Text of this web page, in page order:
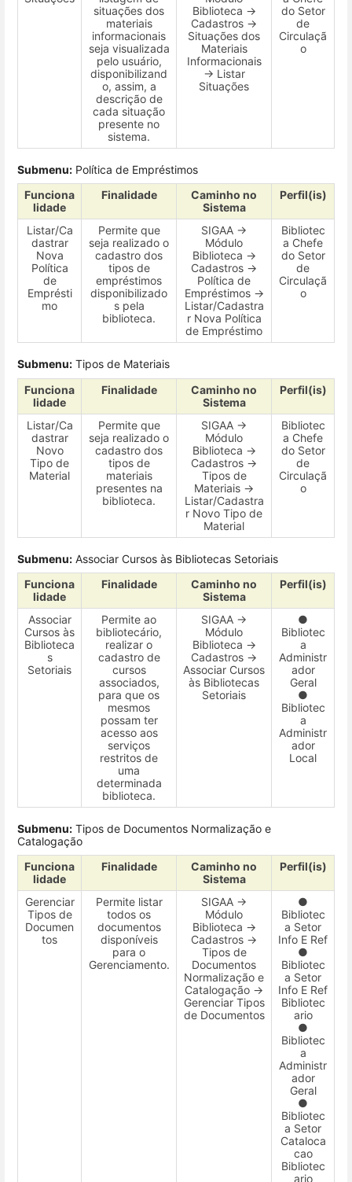
situações dos
materiais
informacionais
seja visualizada
pelo usuário,
disponibilizand
o, assim, a
descrição de
cada situação
presente no
sistema.
Biblioteca →
Cadastros →
Situações dos
Materiais
Informacionais
→ Listar
Situações
do Setor
de
Circulaçã
o
Submenu: Política de Empréstimos
Funciona
lidade
Finalidade
Caminho no
Sistema
Perfil(is)
Listar/Ca
dastrar
Nova
Política
de
Emprésti
mo
Permite que
seja realizado o
cadastro dos
tipos de
empréstimos
disponibilizado
s pela
biblioteca.
SIGAA →
Módulo
Biblioteca →
Cadastros →
Política de
Empréstimos →
Listar/Cadastra
r Nova Política
de Empréstimo
Bibliotec
a Chefe
do Setor
de
Circulaçã
o
Submenu: Tipos de Materiais
Funciona
lidade
Finalidade
Caminho no
Sistema
Perfil(is)
Listar/Ca
dastrar
Novo
Tipo de
Material
Permite que
seja realizado o
cadastro dos
tipos de
materiais
presentes na
biblioteca.
SIGAA →
Módulo
Biblioteca →
Cadastros →
Tipos de
Materiais →
Listar/Cadastra
r Novo Tipo de
Material
Bibliotec
a Chefe
do Setor
de
Circulaçã
o
Submenu: Associar Cursos às Bibliotecas Setoriais
Funciona
lidade
Finalidade
Caminho no
Sistema
Perfil(is)
Associar
Cursos às
Biblioteca
s
Setoriais
Permite ao
bibliotecário,
realizar o
cadastro de
cursos
associados,
para que os
mesmos
possam ter
acesso aos
serviços
restritos de
uma
determinada
biblioteca.
SIGAA →
Módulo
Biblioteca →
Cadastros →
Associar Cursos
às Bibliotecas
Setoriais
●
Bibliotec
a
Administr
ador
Geral
●
Bibliotec
a
Administr
ador
Local
Submenu: Tipos de Documentos Normalização e
Catalogação
Funciona
lidade
Finalidade
Caminho no
Sistema
Perfil(is)
Gerenciar
Tipos de
Documen
tos
Permite listar
todos os
documentos
disponíveis
para o
Gerenciamento.
SIGAA →
Módulo
Biblioteca →
Cadastros →
Tipos de
Documentos
Normalização e
Catalogação →
Gerenciar Tipos
de Documentos
●
Bibliotec
a Setor
Info E Ref
●
Bibliotec
a Setor
Info E Ref
Bibliotec
ario
●
Bibliotec
a
Administr
ador
Geral
●
Bibliotec
a Setor
Cataloca
cao
Bibliotec
ario